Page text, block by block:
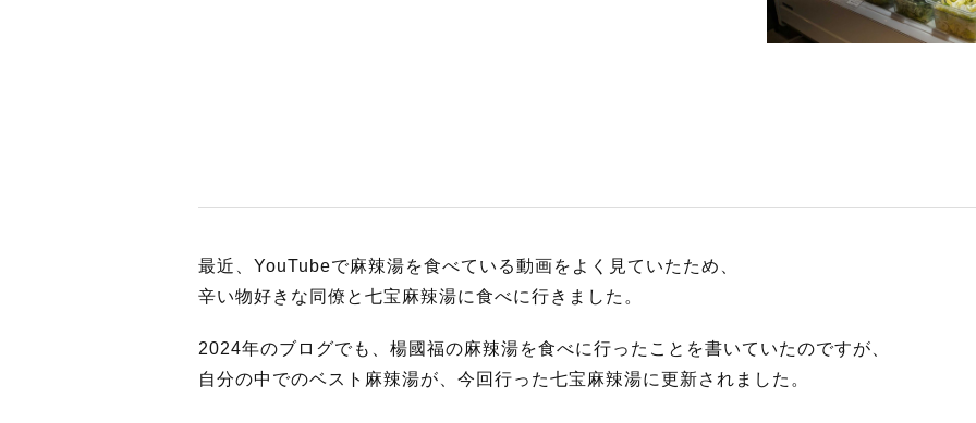
WORKS
ACTION
最近、YouTubeで麻辣湯を食べている動画をよく見ていたため、
辛い物好きな同僚と七宝麻辣湯に食べに行きました。
2024年のブログでも、楊國福の麻辣湯を食べに行ったことを書いていたのですが、
自分の中でのベスト麻辣湯が、今回行った七宝麻辣湯に更新されました。